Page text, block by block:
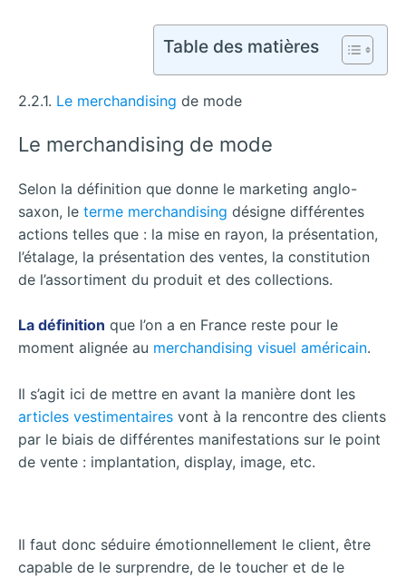
Table des matières
2.2.1. Le merchandising de mode
Le merchandising de mode
Selon la définition que donne le marketing anglo-
saxon, le terme merchandising désigne différentes
actions telles que : la mise en rayon, la présentation,
l’étalage, la présentation des ventes, la constitution
de l’assortiment du produit et des collections.
La définition que l’on a en France reste pour le
moment alignée au merchandising visuel américain.
Il s’agit ici de mettre en avant la manière dont les
articles vestimentaires vont à la rencontre des clients
par le biais de différentes manifestations sur le point
de vente : implantation, display, image, etc.
Il faut donc séduire émotionnellement le client, être
capable de le surprendre, de le toucher et de le